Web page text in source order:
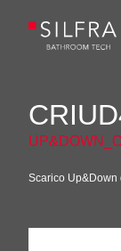
Scarico Up&Down